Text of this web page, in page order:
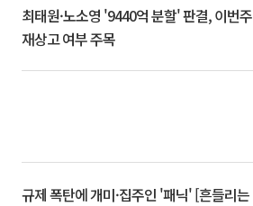
최태원·노소영 '9440억 분할' 판결, 이번주
재상고 여부 주목
규제 폭탄에 개미·집주인 '패닉' [흔들리는